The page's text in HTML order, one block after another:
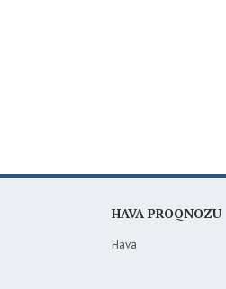
HAVA PROQNOZU
Hava